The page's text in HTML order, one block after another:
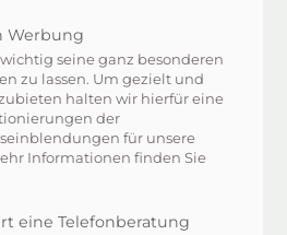
Werbung
wichtig seine ganz besonderen
zu lassen. Um gezielt und
halten wir hierfür eine
der
für unsere
Informationen finden Sie
eine Telefonberatung